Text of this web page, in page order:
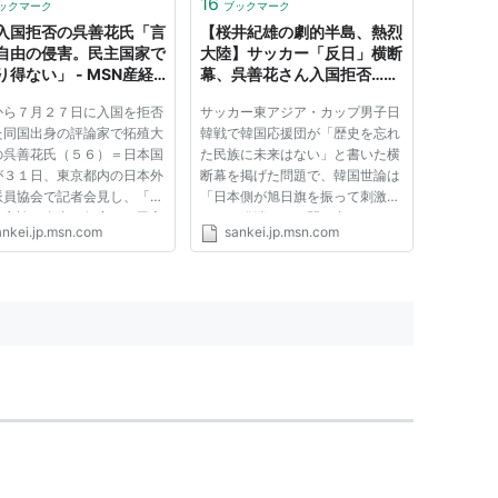
クマーク
国拒否の呉善花氏「言
由の侵害。民主国家で
得ない」 - MSN産経
７月２７日に入国を拒否
国出身の評論家で拓殖大
善花氏（５６）＝日本国
１日、東京都内の日本外
協会で記者会見し、「明
論の自由の侵害で、民主
てあり得ない」とあらた
ブックマーク
【桜井紀雄の劇的半島、熱烈
大陸】サッカー「反日」横断
幕、呉善花さん入国拒否…韓
＋（1/6ページ） - MSN産経
ニュース
サッカー東アジア・カップ男子日
韓戦で韓国応援団が「歴史を忘れ
た民族に未来はない」と書いた横
断幕を掲げた問題で、韓国世論は
「日本側が旭日旗を振って刺激し
たのが発端だ」と開き直りをみせ
ている。「民度が問われる」との
sankei.jp.msn.com